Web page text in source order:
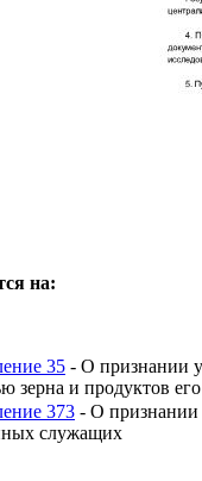
на:
35 - О признании
зерна и продуктов
373 - О признании
служащих